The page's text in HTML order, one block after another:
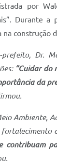
por
Durante
construção
prefeito, Dr.
“Cuidar do
da
Ambiente,
contribuam